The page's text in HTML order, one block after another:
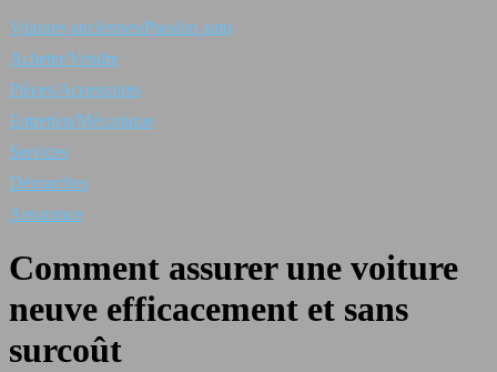
Voitures anciennes/Passion auto
Acheter/Vendre
Pièces/Accessoires
Entretien/Mécanique
Services
Démarches
Assurance
Comment assurer une voiture
neuve efficacement et sans
surcoût